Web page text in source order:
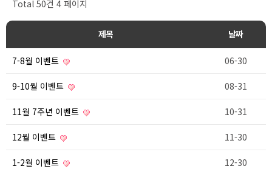
Total 50건 4 페이지
제목 날짜
7-8월 이벤트 06-30
9-10월 이벤트 08-31
11월 7주년 이벤트 10-31
12월 이벤트 11-30
1-2월 이벤트 12-30